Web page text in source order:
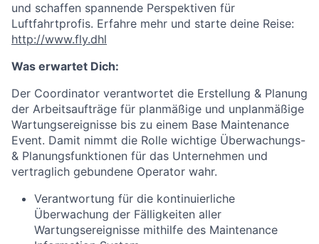
und schaffen spannende Perspektiven für
Luftfahrtprofis. Erfahre mehr und starte deine Reise:
http://www.fly.dhl
Was erwartet Dich:
Der Coordinator verantwortet die Erstellung & Planung
der Arbeitsaufträge für planmäßige und unplanmäßige
Wartungsereignisse bis zu einem Base Maintenance
Event. Damit nimmt die Rolle wichtige Überwachungs-
& Planungsfunktionen für das Unternehmen und
vertraglich gebundene Operator wahr.
Verantwortung für die kontinuierliche
Überwachung der Fälligkeiten aller
Wartungsereignisse mithilfe des Maintenance